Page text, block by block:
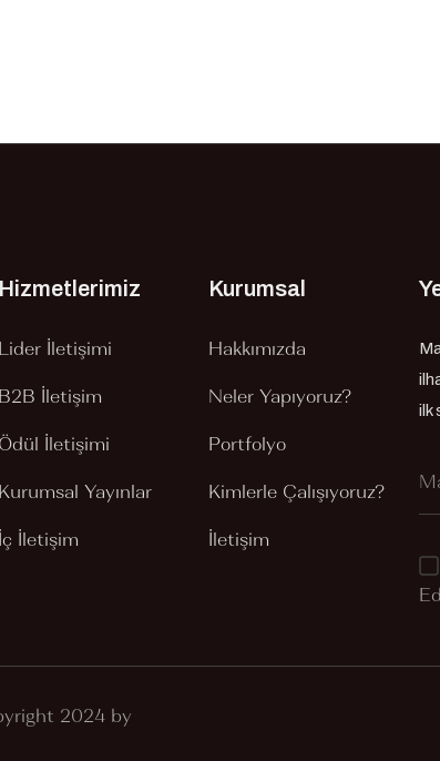
Hizmetlerimiz
Lider İletişimi
B2B İletişim
Ödül İletişimi
Kurumsal Yayınlar
İç İletişim
Kurumsal
Hakkımızda
Neler Yapıyoruz?
Portfolyo
Kimlerle Çalışıyoruz?
İletişim
ilk
2024 by